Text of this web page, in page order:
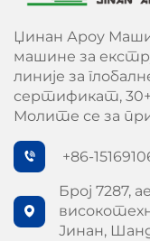
Џинан Ароу
машине за
линије за
сертификат,
Молите се за
+86-
Број 7287,
Јинан,